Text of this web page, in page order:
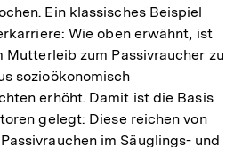
Ein klassisches Beispiel
Wie oben erwähnt, ist
Mutterleib zum Passivraucher zu
sozioökonomisch
erhöht. Damit ist die Basis
gelegt: Diese reichen von
im Säuglings- und